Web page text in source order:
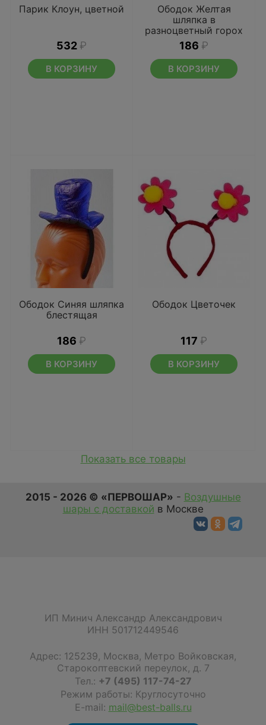
Парик Клоун, цветной
532 ₽
В КОРЗИНУ
Ободок Желтая
шляпка в
разноцветный горох
186 ₽
В КОРЗИНУ
Ободок Синяя шляпка
блестящая
186 ₽
В КОРЗИНУ
Ободок Цветочек
117 ₽
В КОРЗИНУ
Показать все товары
2015 - 2026 © «ПЕРВОШАР» - Воздушные
шары с доставкой в Москве
ИП Минич Александр Александрович
ИНН 501712449546
Адрес: 125239, Москва, Метро Войковская,
Старокоптевский переулок, д. 7
Тел.: +7 (495) 117-74-27
Режим работы: Круглосуточно
E-mail: mail@best-balls.ru